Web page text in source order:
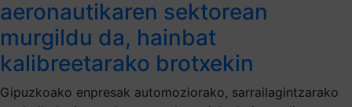
aeronautikaren sektorean
murgildu da, hainbat
kalibreetarako brotxekin
Gipuzkoako enpresak automoziorako, sarrailagintzarako